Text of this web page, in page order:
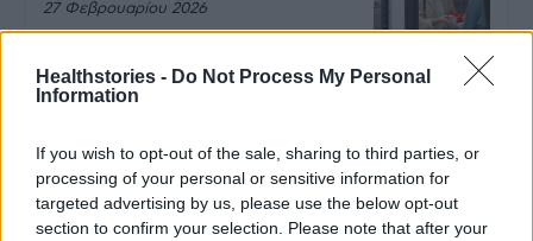
Healthstories - Do Not Process My Personal
Information
If you wish to opt-out of the sale, sharing to third parties, or
processing of your personal or sensitive information for
targeted advertising by us, please use the below opt-out
section to confirm your selection. Please note that after your
27 Φεβρουαρίου 2026
την υποστήριξη της Be-Live
27 Φεβρουαρίου 2026